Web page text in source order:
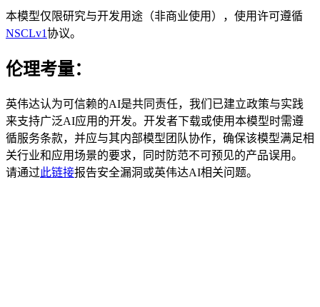
本模型仅限研究与开发用途（非商业使用），使用许可遵循
NSCLv1协议。
伦理考量：
英伟达认为可信赖的AI是共同责任，我们已建立政策与实践
来支持广泛AI应用的开发。开发者下载或使用本模型时需遵
循服务条款，并应与其内部模型团队协作，确保该模型满足相
关行业和应用场景的要求，同时防范不可预见的产品误用。
请通过此链接报告安全漏洞或英伟达AI相关问题。